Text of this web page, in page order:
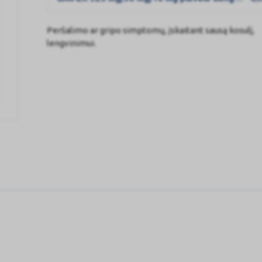
Peršalimo ar gripo simptomų, įskaitant sausą kosulį,
lengvinimui.